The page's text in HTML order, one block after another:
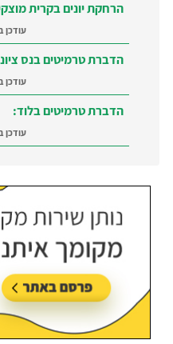
הרחקת יונים בקרית
עודכן
הדברת טרמיטים בנס
עודכן
הדברת טרמיטים בלוד:
עודכן
ברמת השרון והסביבה